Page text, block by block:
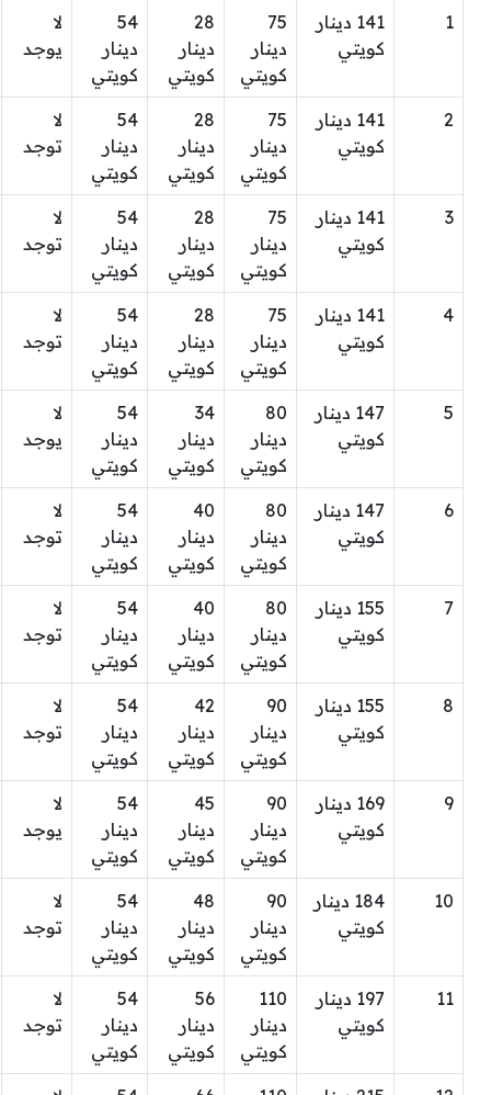
1
141 دينار
كويتي
75
دينار
كويتي
28
دينار
كويتي
54
دينار
كويتي
لا
يوجد
2
141 دينار
كويتي
75
دينار
كويتي
28
دينار
كويتي
54
دينار
كويتي
لا
توجد
3
141 دينار
كويتي
75
دينار
كويتي
28
دينار
كويتي
54
دينار
كويتي
لا
توجد
4
141 دينار
كويتي
75
دينار
كويتي
28
دينار
كويتي
54
دينار
كويتي
لا
توجد
5
147 دينار
كويتي
80
دينار
كويتي
34
دينار
كويتي
54
دينار
كويتي
لا
يوجد
6
147 دينار
كويتي
80
دينار
كويتي
40
دينار
كويتي
54
دينار
كويتي
لا
توجد
7
155 دينار
كويتي
80
دينار
كويتي
40
دينار
كويتي
54
دينار
كويتي
لا
توجد
8
155 دينار
كويتي
90
دينار
كويتي
42
دينار
كويتي
54
دينار
كويتي
لا
توجد
9
169 دينار
كويتي
90
دينار
كويتي
45
دينار
كويتي
54
دينار
كويتي
لا
يوجد
10
184 دينار
كويتي
90
دينار
كويتي
48
دينار
كويتي
54
دينار
كويتي
لا
توجد
11
197 دينار
كويتي
110
دينار
كويتي
56
دينار
كويتي
54
دينار
كويتي
لا
توجد